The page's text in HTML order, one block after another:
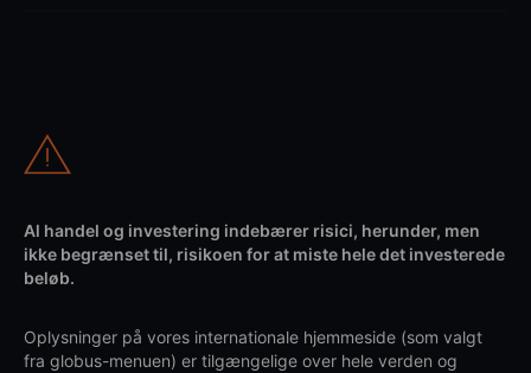
Al handel og investering indebærer risici, herunder, men
ikke begrænset til, risikoen for at miste hele det investerede
beløb.
Oplysninger på vores internationale hjemmeside (som valgt
fra globus-menuen) er tilgængelige over hele verden og